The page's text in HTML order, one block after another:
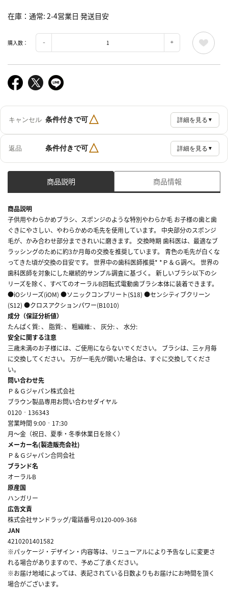
在庫 通常: 2-4営業日 発送目安
購入数：
キャンセル 条件付きで可△ 詳細を見る ▼
返品 条件付きで可△ 詳細を見る ▼
商品説明 商品情報
商品説明
子供用やわらかめブラシ、スポンジのような特別やわらか毛 お子様の歯と歯
ぐきにやさしい、やわらかめの毛先を使用しています。 中央部分のスポンジ
毛が、かみ合わせ部分まできれいに磨きます。 交換時期 歯科医は、最適なブ
ラッシングのために約3か月毎の交換を推奨しています。 青色の毛先が白くな
ってきた頃が交換の目安です。 世界中の歯科医師推奨* *Ｐ＆Ｇ調べ。 世界の
歯科医師を対象にした継続的サンプル調査に基づく。 新しいブラシ以下のシ
リーズを除く、すべてのオーラルB回転式電動歯ブラシ本体に装着できます。
●iOシリーズ(iOM) ●ソニックコンプリート(S18) ●センシティブクリーン
(S12) ●クロスアクションパワー(B1010)
成分（保証分析値）
たんぱく質: 、 脂質: 、 粗繊維: 、 灰分: 、 水分:
安全に関する注意
三歳未満のお子様には、ご使用にならないでください。 ブラシは、三ヶ月毎
に交換してください。 万が一毛先が開いた場合は、すぐに交換してくださ
い。
問い合わせ先
Ｐ＆Ｇジャパン株式会社
ブラウン製品専用お問い合わせダイヤル
0120‐136343
営業時間 9:00‐17:30
月～金（祝日、夏季・冬季休業日を除く）
メーカー名(製造販売会社)
Ｐ＆Ｇジャパン合同会社
ブランド名
オーラルB
原産国
ハンガリー
広告文責
株式会社サンドラッグ/電話番号:0120-009-368
JAN
4210201401582
※パッケージ・デザイン・内容等は、リニューアルにより予告なしに変更さ
れる場合がありますので、予めご了承ください。
※お届け地域によっては、表記されている日数よりもお届けにお時間を頂く
場合がございます。